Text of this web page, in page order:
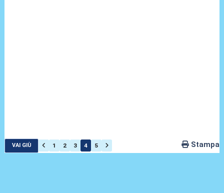
VAI GIÙ 1 2 3 4 5 Stampa